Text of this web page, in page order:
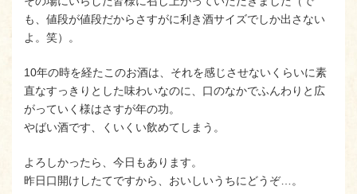
も、値段が値段だからさすがに利き酒サイズでしか出さない
よ。笑）。
10年の時を経たこのお酒は、それを感じさせないくらいに素
直なすっきりとした味わいなのに、口のなかでふんわりと広
がっていく様はさすが年の功。
やばい酒です、くいくい飲めてしまう。
よろしかったら、今日もあります。
昨日口開けしたてですから、おいしいうちにどうぞ…。